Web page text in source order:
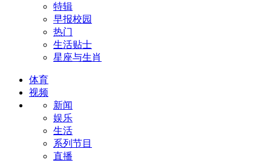
特辑
早报校园
热门
生活贴士
星座与生肖
体育
视频
新闻
娱乐
生活
系列节目
直播